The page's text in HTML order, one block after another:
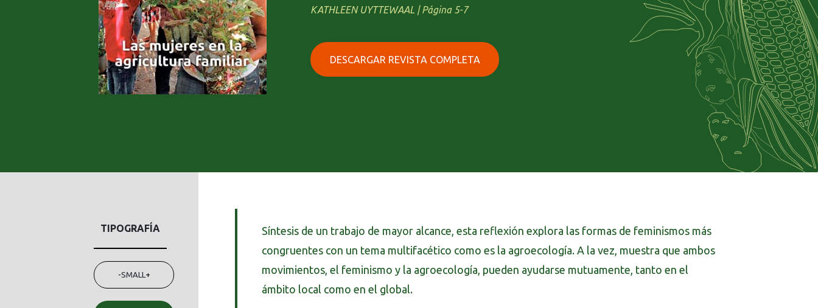
KATHLEEN UYTTEWAAL | Página 5-7
DESCARGAR REVISTA COMPLETA
TIPOGRAFÍA
-SMALL +
Síntesis de un trabajo de mayor alcance, esta reflexión explora las formas de feminismos más
congruentes con un tema multifacético como es la agroecología. A la vez, muestra que ambos
movimientos, el feminismo y la agroecología, pueden ayudarse mutuamente, tanto en el
ámbito local como en el global.